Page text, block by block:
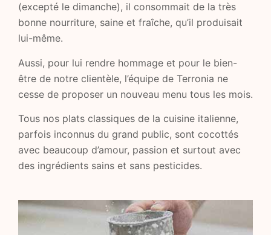
(excepté le dimanche), il consommait de la très
bonne nourriture, saine et fraîche, qu’il produisait
lui-même.
Aussi, pour lui rendre hommage et pour le bien-
être de notre clientèle, l’équipe de Terronia ne
cesse de proposer un nouveau menu tous les mois.
Tous nos plats classiques de la cuisine italienne,
parfois inconnus du grand public, sont cocottés
avec beaucoup d’amour, passion et surtout avec
des ingrédients sains et sans pesticides.